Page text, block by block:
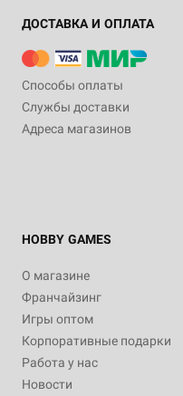
ДОСТАВКА И ОПЛАТА
Способы оплаты
Службы доставки
Адреса магазинов
HOBBY GAMES
О магазине
Франчайзинг
Игры оптом
Корпоративные подарки
Работа у нас
Новости